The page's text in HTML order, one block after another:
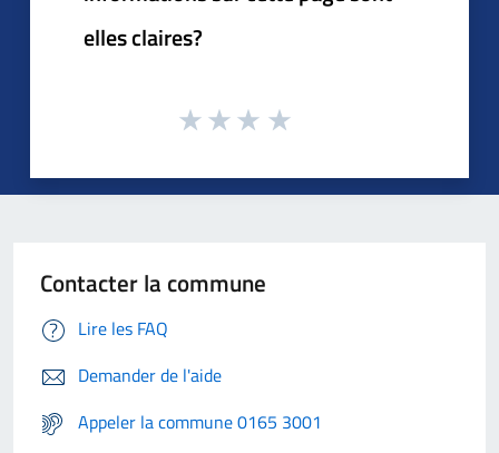
elles claires?
Contacter la commune
Lire les FAQ
Demander de l'aide
Appeler la commune 0165 3001